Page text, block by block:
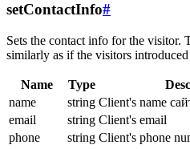
setContactInfo#
Sets the contact info for the visitor.
similarly as if the visitors
Name Type
name
string Client's name
email
string Client's email
phone
string Client's phone